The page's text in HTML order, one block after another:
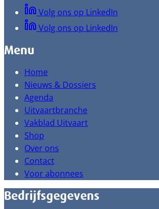
Volg ons op LinkedIn
Volg ons op LinkedIn
Menu
Home
Nieuws & Dossiers
Agenda
Uitvaartbranche
Vakblad Uitvaart
Shop
Over ons
Contact
Voor abonnees
Bedrijfsgegevens